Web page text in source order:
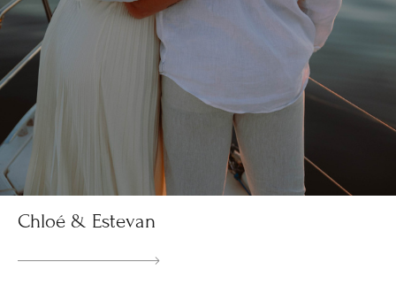
Chloé & Estevan